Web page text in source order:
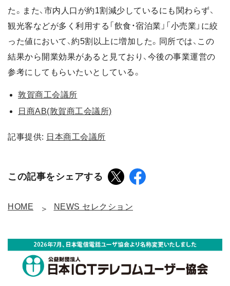
た。また、市内人口が約1割減少しているにも関わらず、
観光客などが多く利用する「飲食・宿泊業」「小売業」に絞
った値において、約5割以上に増加した。同所では、この
結果から開業効果があると見ており、今後の事業運営の
参考にしてもらいたいとしている。
敦賀商工会議所
日商AB(敦賀商工会議所)
記事提供: 日本商工会議所
この記事をシェアする
HOME NEWS セレクション